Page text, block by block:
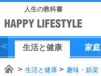
人生の教科書
生活と健康 家庭
生活と健康 趣味・娯楽